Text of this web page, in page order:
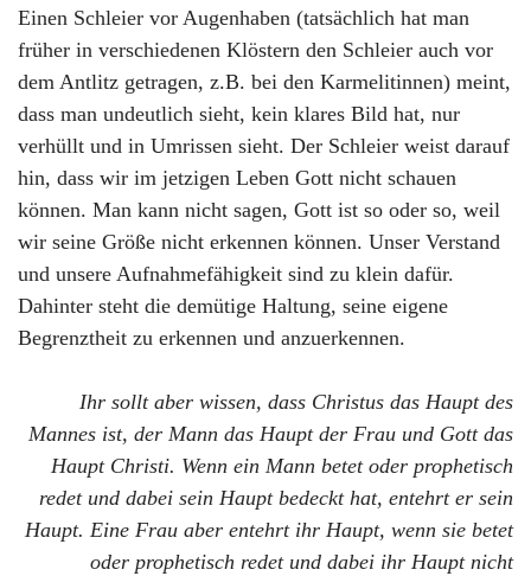
Einen Schleier vor Augenhaben (tatsächlich hat man
früher in verschiedenen Klöstern den Schleier auch vor
dem Antlitz getragen, z.B. bei den Karmelitinnen) meint,
dass man undeutlich sieht, kein klares Bild hat, nur
verhüllt und in Umrissen sieht. Der Schleier weist darauf
hin, dass wir im jetzigen Leben Gott nicht schauen
können. Man kann nicht sagen, Gott ist so oder so, weil
wir seine Größe nicht erkennen können. Unser Verstand
und unsere Aufnahmefähigkeit sind zu klein dafür.
Dahinter steht die demütige Haltung, seine eigene
Begrenztheit zu erkennen und anzuerkennen.
Ihr sollt aber wissen, dass Christus das Haupt des
Mannes ist, der Mann das Haupt der Frau und Gott das
Haupt Christi. Wenn ein Mann betet oder prophetisch
redet und dabei sein Haupt bedeckt hat, entehrt er sein
Haupt. Eine Frau aber entehrt ihr Haupt, wenn sie betet
oder prophetisch redet und dabei ihr Haupt nicht